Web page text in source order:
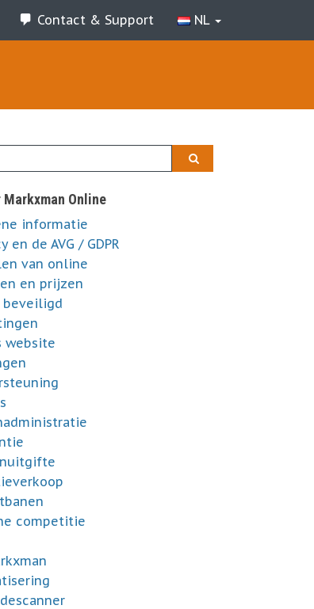
Contact & Support NL
Markxman Online
informatie
en de AVG / GDPR
van online
en prijzen
website
competitie